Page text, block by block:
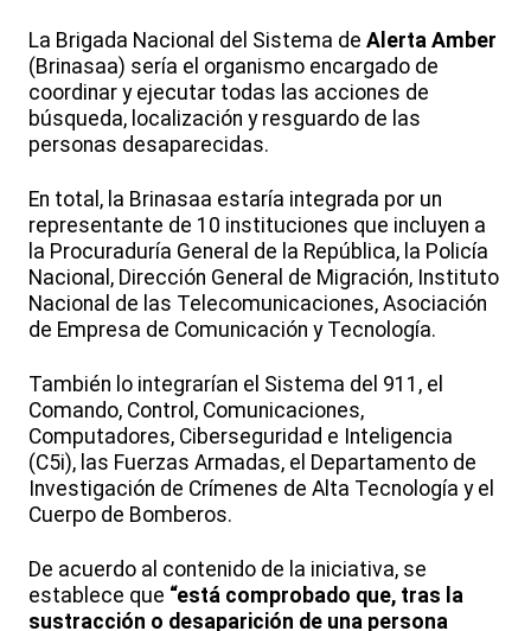
La Brigada Nacional del Sistema de Alerta Amber
(Brinasaa) sería el organismo encargado de
coordinar y ejecutar todas las acciones de
búsqueda, localización y resguardo de las
personas desaparecidas.
En total, la Brinasaa estaría integrada por un
representante de 10 instituciones que incluyen a
la Procuraduría General de la República, la Policía
Nacional, Dirección General de Migración, Instituto
Nacional de las Telecomunicaciones, Asociación
de Empresa de Comunicación y Tecnología.
También lo integrarían el Sistema del 911, el
Comando, Control, Comunicaciones,
Computadores, Ciberseguridad e Inteligencia
(C5i), las Fuerzas Armadas, el Departamento de
Investigación de Crímenes de Alta Tecnología y el
Cuerpo de Bomberos.
De acuerdo al contenido de la iniciativa, se
establece que “está comprobado que, tras la
sustracción o desaparición de una persona